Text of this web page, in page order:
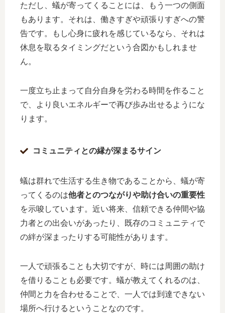
ただし、蟻が寄ってくることには、もう一つの側面
もあります。それは、働きすぎや頑張りすぎへの警
告です。もし心身に疲れを感じているなら、それは
休息を取るタイミングだという合図かもしれませ
ん。
一度立ち止まって自分自身を労わる時間を作ること
で、より良いエネルギーで再び歩み出せるようにな
ります。
コミュニティとの縁が深まるサイン
蟻は群れで生活する生き物であることから、蟻が寄
ってくるのは他者とのつながりや助け合いの重要性
を示唆しています。近い将来、信頼できる仲間や協
力者との出会いがあったり、既存のコミュニティで
の絆が深まったりする可能性があります。
一人で頑張ることも大切ですが、時には周囲の助け
を借りることも必要です。蟻が教えてくれるのは、
仲間と力を合わせることで、一人では到達できない
場所へ行けるということなのです。